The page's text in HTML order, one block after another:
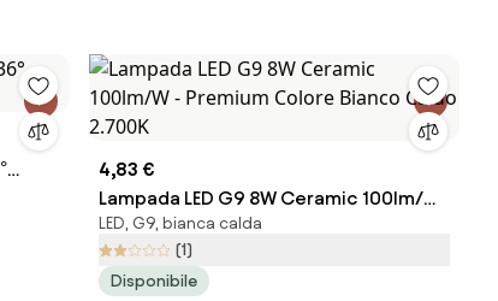
4,83 €
Lampada LED G9 8W Ceramic 100lm/W
- Premium Colore Bianco Caldo 2.700K
LED, G9, bianca calda
(1)
Disponibile